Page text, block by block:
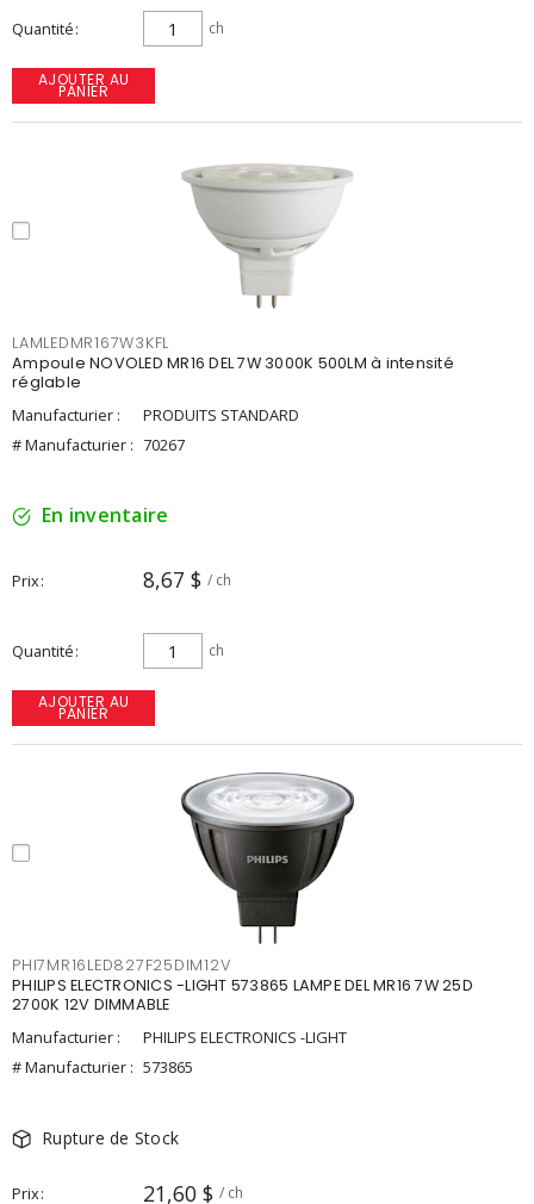
Quantité ch
AJOUTER AU
PANIER
LAMLEDMR167W3KFL
Ampoule NOVOLED MR16 DEL 7W 3000K 500LM à intensité
réglable
Manufacturier :
PRODUITS STANDARD
# Manufacturier : 70267
En inventaire
Prix 8,67 $ / ch
Quantité ch
AJOUTER AU
PANIER
PHI7MR16LED827F25DIM12V
PHILIPS ELECTRONICS -LIGHT 573865 LAMPE DEL MR16 7W 25D
2700K 12V DIMMABLE
Manufacturier :
PHILIPS ELECTRONICS -LIGHT
# Manufacturier : 573865
Rupture de Stock
Prix 21,60 $ / ch